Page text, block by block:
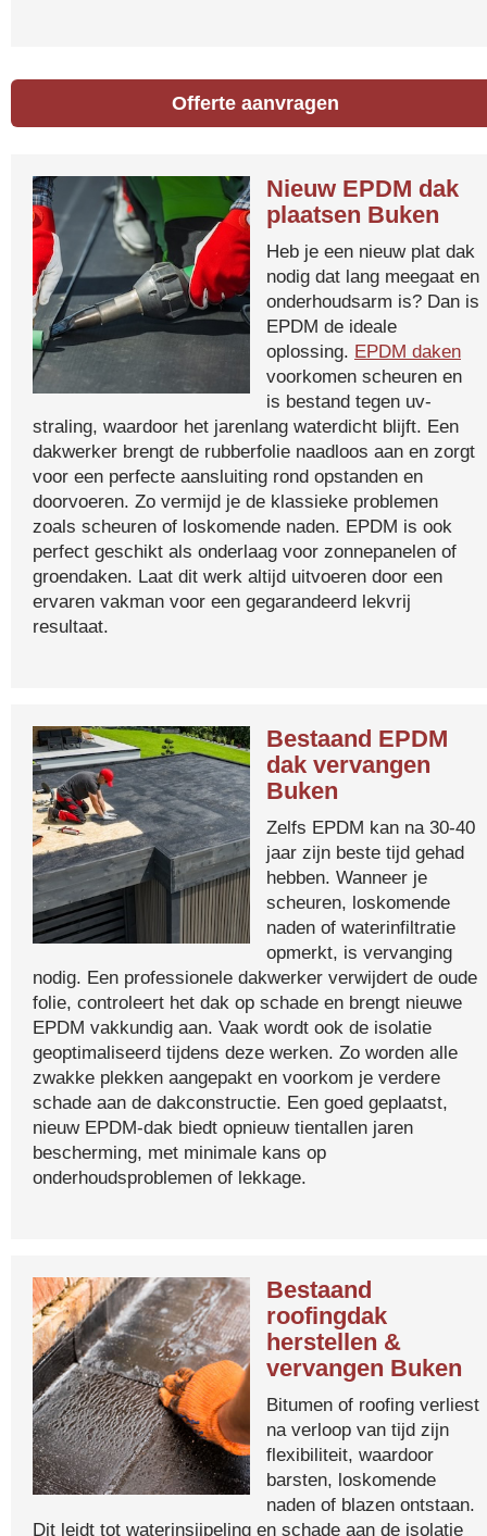
Offerte aanvragen
Nieuw EPDM dak
plaatsen Buken
Heb je een nieuw plat dak
nodig dat lang meegaat en
onderhoudsarm is? Dan is
EPDM de ideale
oplossing. EPDM daken
voorkomen scheuren en
is bestand tegen uv-
straling, waardoor het jarenlang waterdicht blijft. Een
dakwerker brengt de rubberfolie naadloos aan en zorgt
voor een perfecte aansluiting rond opstanden en
doorvoeren. Zo vermijd je de klassieke problemen
zoals scheuren of loskomende naden. EPDM is ook
perfect geschikt als onderlaag voor zonnepanelen of
groendaken. Laat dit werk altijd uitvoeren door een
ervaren vakman voor een gegarandeerd lekvrij
resultaat.
Bestaand EPDM
dak vervangen
Buken
Zelfs EPDM kan na 30-40
jaar zijn beste tijd gehad
hebben. Wanneer je
scheuren, loskomende
naden of waterinfiltratie
opmerkt, is vervanging
nodig. Een professionele dakwerker verwijdert de oude
folie, controleert het dak op schade en brengt nieuwe
EPDM vakkundig aan. Vaak wordt ook de isolatie
geoptimaliseerd tijdens deze werken. Zo worden alle
zwakke plekken aangepakt en voorkom je verdere
schade aan de dakconstructie. Een goed geplaatst,
nieuw EPDM-dak biedt opnieuw tientallen jaren
bescherming, met minimale kans op
onderhoudsproblemen of lekkage.
Bestaand
roofingdak
herstellen &
vervangen Buken
Bitumen of roofing verliest
na verloop van tijd zijn
flexibiliteit, waardoor
barsten, loskomende
naden of blazen ontstaan.
Dit leidt tot waterinsijpeling en schade aan de isolatie